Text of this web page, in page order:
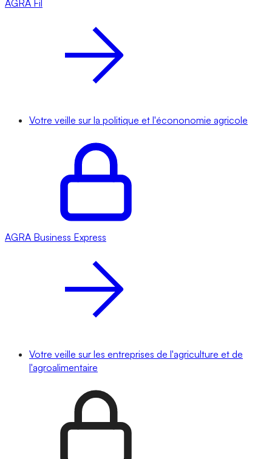
AGRA Fil
Votre veille sur la politique et l'écononomie agricole
AGRA Business Express
Votre veille sur les entreprises de l'agriculture et de
l'agroalimentaire